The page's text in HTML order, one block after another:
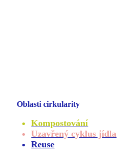
Oblasti cirkularity
Kompostování
Uzavřený cyklus jídla
Reuse